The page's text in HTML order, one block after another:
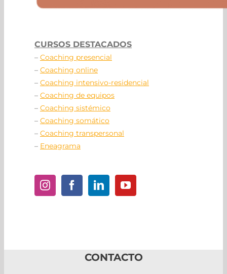
CURSOS DESTACADOS
– Coaching presencial
– Coaching online
– Coaching intensivo-residencial
– Coaching de equipos
– Coaching sistémico
– Coaching somático
– Coaching transpersonal
– Eneagrama
CONTACTO